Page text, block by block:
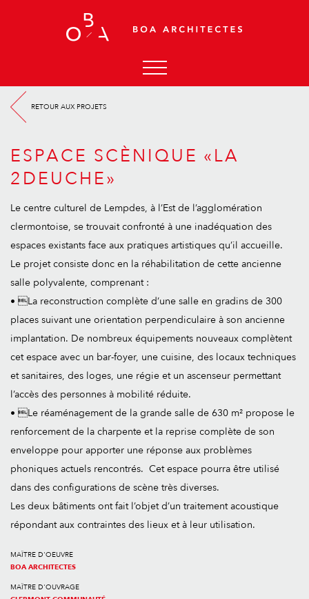
ACCUEIL
AGENCE
ACTUALITÉS
PROJETS
RETOUR AUX PROJETS
ESPACE SCÈNIQUE «LA
2DEUCHE»
Le centre culturel de Lempdes, à l’Est de l’agglomération
clermontoise, se trouvait confronté à une inadéquation des
espaces existants face aux pratiques artistiques qu’il accueille.
Le projet consiste donc en la réhabilitation de cette ancienne
salle polyvalente, comprenant :
• La reconstruction complète d’une salle en gradins de 300
places suivant une orientation perpendiculaire à son ancienne
implantation. De nombreux équipements nouveaux complètent
cet espace avec un bar-foyer, une cuisine, des locaux techniques
et sanitaires, des loges, une régie et un ascenseur permettant
l’accès des personnes à mobilité réduite.
• Le réaménagement de la grande salle de 630 m² propose le
renforcement de la charpente et la reprise complète de son
enveloppe pour apporter une réponse aux problèmes
phoniques actuels rencontrés. Cet espace pourra être utilisé
dans des configurations de scène très diverses.
Les deux bâtiments ont fait l’objet d’un traitement acoustique
répondant aux contraintes des lieux et à leur utilisation.
MAÎTRE D'OEUVRE
BOA ARCHITECTES
MAÎTRE D'OUVRAGE